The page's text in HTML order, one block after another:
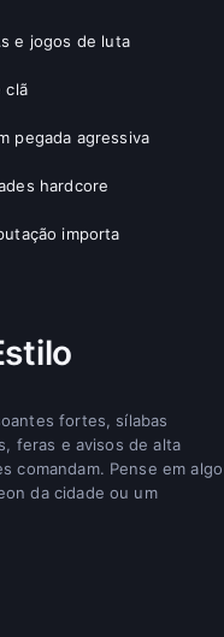
e jogos de luta
clã
pegada agressiva
hardcore
importa
fortes, sílabas
feras e avisos de alta
comandam. Pense em algo
da cidade ou um